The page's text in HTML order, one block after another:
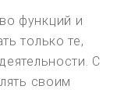
функций и
только те,
С
своим